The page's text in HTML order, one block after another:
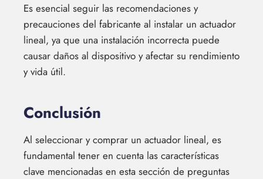
Es esencial seguir las recomendaciones y
precauciones del fabricante al instalar un actuador
lineal, ya que una instalación incorrecta puede
causar daños al dispositivo y afectar su rendimiento
y vida útil.
Conclusión
Al seleccionar y comprar un actuador lineal, es
fundamental tener en cuenta las características
clave mencionadas en esta sección de preguntas